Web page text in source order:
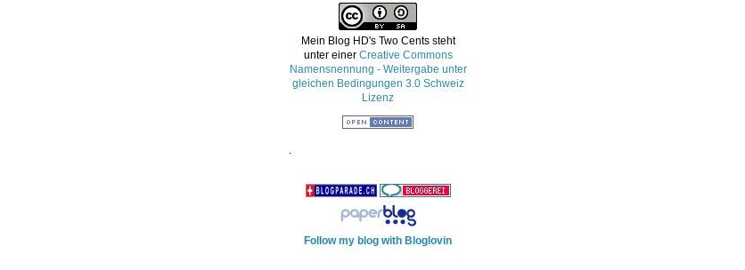
Mein Blog HD's Two Centssteht
unter einer Creative Commons
Namensnennung - Weitergabe unter
gleichen Bedingungen 3.0 Schweiz
Lizenz
.
Follow my blog with Bloglovin